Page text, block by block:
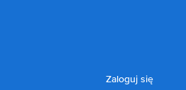
Zaloguj się